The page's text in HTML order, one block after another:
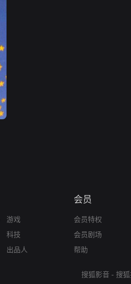
游戏
科技
出品人
会员
会员特权
会员剧场
帮助
搜狐影音 - 搜